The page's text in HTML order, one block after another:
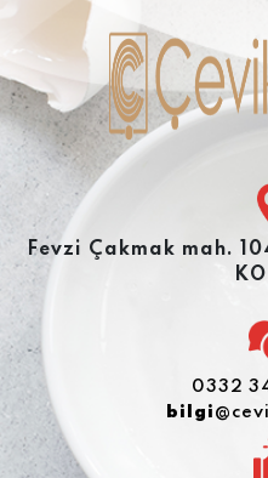
Fevzi Çakmak mah.
0332
bilgi